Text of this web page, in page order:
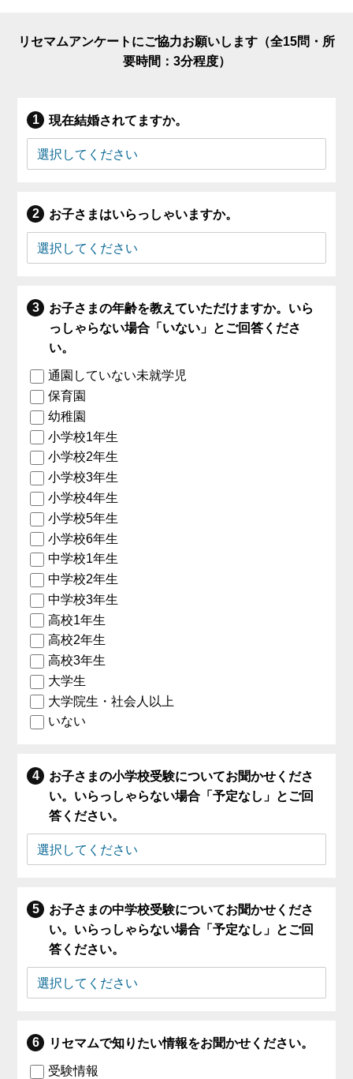
リセマムアンケートにご協力お願いします（全15問・所
要時間：3分程度）
現在結婚されてますか。
お子さまはいらっしゃいますか。
お子さまの年齢を教えていただけますか。いら
っしゃらない場合「いない」とご回答くださ
い。
通園していない未就学児
保育園
幼稚園
小学校1年生
小学校2年生
小学校3年生
小学校4年生
小学校5年生
小学校6年生
中学校1年生
中学校2年生
中学校3年生
高校1年生
高校2年生
高校3年生
大学生
大学院生・社会人以上
いない
お子さまの小学校受験についてお聞かせくださ
い。いらっしゃらない場合「予定なし」とご回
答ください。
お子さまの中学校受験についてお聞かせくださ
い。いらっしゃらない場合「予定なし」とご回
答ください。
リセマムで知りたい情報をお聞かせください。
受験情報